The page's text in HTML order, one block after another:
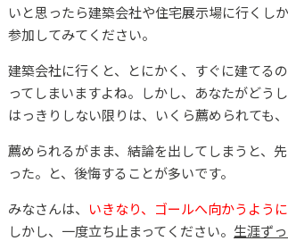
いと思ったら建築会社や住宅展示場に行くし
参加してみてください。
建築会社に行くと、とにかく、すぐに建てる
ってしまいますよね。しかし、あなたがどう
はっきりしない限りは、いくら薦められても
薦められるがまま、結論を出してしまうと、
った。と、後悔することが多いです。
みなさんは、 いきなり、ゴールへ向かうよう
しかし、一度立ち止まってください。 生涯ず